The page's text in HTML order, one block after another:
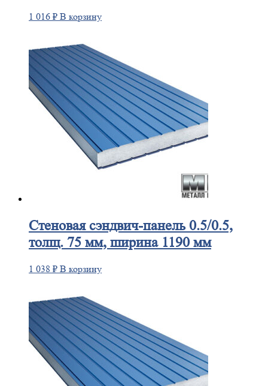
1 016 ₽ В корзину
Стеноваясэндвич-панель 0.5/0.5,
толщ. 75 мм, ширина 1190 мм
1 038 ₽ В корзину